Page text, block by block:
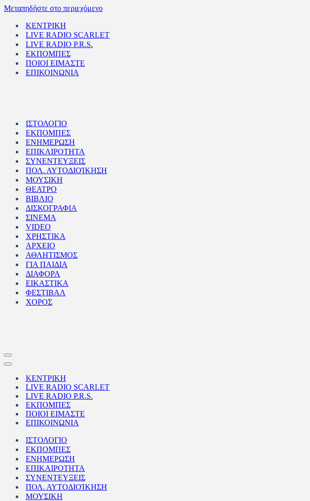
Μεταπηδήστε στο περιεχόμενο
ΚΕΝΤΡΙΚΗ
LIVE RADIO SCARLET
LIVE RADIO P.R.S.
ΕΚΠΟΜΠΕΣ
ΠΟΙΟΙ ΕΙΜΑΣΤΕ
ΕΠΙΚΟΙΝΩΝΙΑ
ΙΣΤΟΛΟΓΙΟ
ΕΚΠΟΜΠΕΣ
ΕΝΗΜΕΡΩΣΗ
ΕΠΙΚΑΙΡΟΤΗΤΑ
ΣΥΝΕΝΤΕΥΞΕΙΣ
ΠΟΛ. ΑΥΤΟΔΙΟΊΚΗΣΗ
ΜΟΥΣΙΚΗ
ΘΕΑΤΡΟ
ΒΙΒΛΙΟ
ΔΙΣΚΟΓΡΑΦΙΑ
ΣΙΝΕΜΑ
VIDEO
ΧΡΗΣΤΙΚΑ
ΑΡΧΕΙΟ
ΑΘΛΗΤΙΣΜΟΣ
ΓΙΑ ΠΑΙΔΙΑ
ΔΙΑΦΟΡΑ
ΕΙΚΑΣΤΙΚΑ
ΦΕΣΤΙΒΑΛ
ΧΟΡΟΣ
Μενού
πλοήγησης
Μενού
πλοήγησηςΚΕΝΤΡΙΚΗ
LIVE RADIO SCARLET
LIVE RADIO P.R.S.
ΕΚΠΟΜΠΕΣ
ΠΟΙΟΙ ΕΙΜΑΣΤΕ
ΕΠΙΚΟΙΝΩΝΙΑ
ΙΣΤΟΛΟΓΙΟ
ΕΚΠΟΜΠΕΣ
ΕΝΗΜΕΡΩΣΗ
ΕΠΙΚΑΙΡΟΤΗΤΑ
ΣΥΝΕΝΤΕΥΞΕΙΣ
ΠΟΛ. ΑΥΤΟΔΙΟΊΚΗΣΗ
ΜΟΥΣΙΚΗ